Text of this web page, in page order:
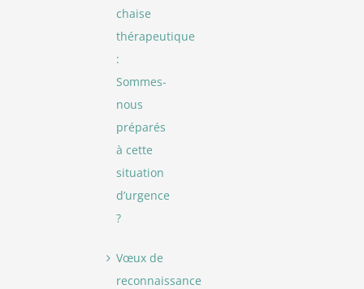
chaise
thérapeutique
:
Sommes-
nous
préparés
à cette
situation
d’urgence
?
Vœux de
reconnaissance